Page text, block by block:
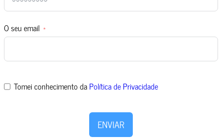
O seu email
Tomei conhecimento daPolítica de Privacidade
ENVIAR